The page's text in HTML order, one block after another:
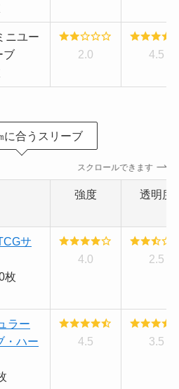
ニユー
ブ
2.0 4.5
に合うスリーブ
スクロールできます
強度 透明度
サ
枚
4.0 2.5
ラー
・ハー
4.5 3.5